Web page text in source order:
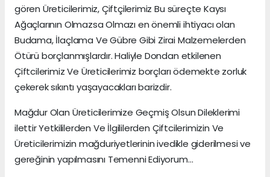
gören Üreticilerimiz, Çiftçilerimiz Bu süreçte Kaysı
Ağaçlarının Olmazsa Olmazı en önemli ihtiyacı olan
Budama, İlaçlama Ve Gübre Gibi Zirai Malzemelerden
Ötürü borçlanmışlardır. Haliyle Dondan etkilenen
Çiftcilerimiz Ve Üreticilerimiz borçları ödemekte zorluk
çekerek sıkıntı yaşayacakları barizdir.
Mağdur Olan Üreticilerimize Geçmiş Olsun Dileklerimi
ilettir Yetkililerden Ve İlgililerden Çiftcilerimizin Ve
Üreticilerimizin mağduriyetlerinin ivedikle giderilmesi ve
gereğinin yapılmasını Temenni Ediyorum…